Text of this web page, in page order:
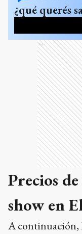
¿qué querés
Ads
Precios
show en
A continuación,